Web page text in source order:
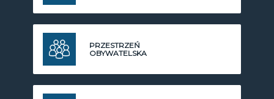
PRZESTRZEŃ
OBYWATELSKA